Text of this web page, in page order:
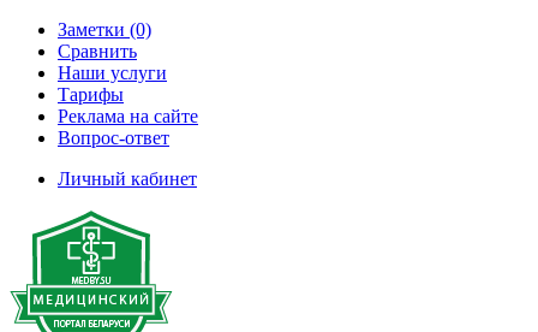
Заметки (0)
Сравнить
Наши услуги
Тарифы
Реклама на сайте
Вопрос-ответ
Личный кабинет